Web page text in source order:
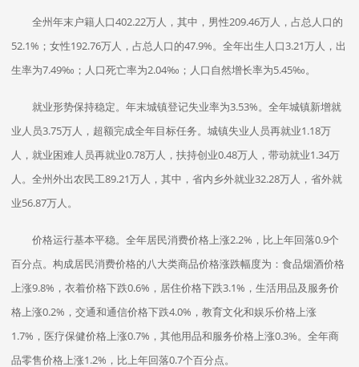
全州年末户籍人口402.22万人，其中，男性209.46万人，占总人口的
52.1%；女性192.76万人，占总人口的47.9%。全年出生人口3.21万人，出
生率为7.49‰；人口死亡率为2.04‰；人口自然增长率为5.45‰。
就业形势保持稳定。年末城镇登记失业率为3.53%。全年城镇新增就
业人员3.75万人，超额完成全年目标任务。城镇失业人员再就业1.18万
人，就业困难人员再就业0.78万人，扶持创业0.48万人，带动就业1.34万
人。全州外出农民工89.21万人，其中，省内乡外就业32.28万人，省外就
业56.87万人。
价格运行基本平稳。全年居民消费价格上涨2.2%，比上年回落0.9个
百分点。构成居民消费价格的八大类商品价格涨跌幅度为：食品烟酒价格
上涨9.8%，衣着价格下跌0.6%，居住价格下跌3.1%，生活用品及服务价
格上涨0.2%，交通和通信价格下跌4.0%，教育文化和娱乐价格上涨
1.7%，医疗保健价格上涨0.7%，其他用品和服务价格上涨0.3%。全年商
品零售价格上涨1.2%，比上年回落0.7个百分点。